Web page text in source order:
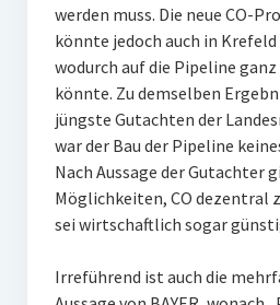
werden muss. Die neue CO-
könnte jedoch auch in
wodurch auf die Pipeline
könnte. Zu demselben
jüngste Gutachten der
war der Bau der Pipeline
Nach Aussage der Gutachter
Möglichkeiten, CO dezentral
sei wirtschaftlich sogar
Irreführend ist auch die